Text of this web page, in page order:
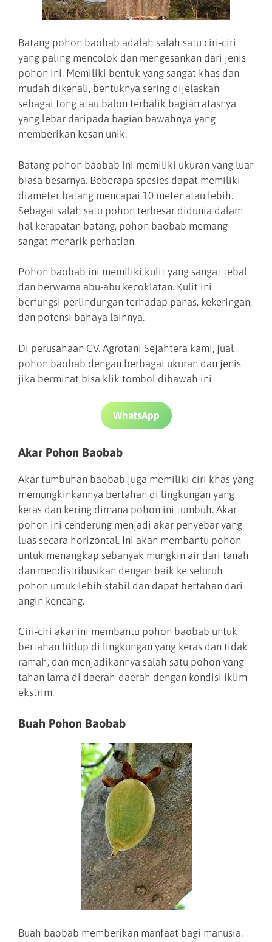
Batang pohon baobab adalah salah satu ciri-ciri
yang paling mencolok dan mengesankan dari jenis
pohon ini. Memiliki bentuk yang sangat khas dan
mudah dikenali, bentuknya sering dijelaskan
sebagai tong atau balon terbalik bagian atasnya
yang lebar daripada bagian bawahnya yang
memberikan kesan unik.
Batang pohon baobab ini memiliki ukuran yang luar
biasa besarnya. Beberapa spesies dapat memiliki
diameter batang mencapai 10 meter atau lebih.
Sebagai salah satu pohon terbesar didunia dalam
hal kerapatan batang, pohon baobab memang
sangat menarik perhatian.
Pohon baobab ini memiliki kulit yang sangat tebal
dan berwarna abu-abu kecoklatan. Kulit ini
berfungsi perlindungan terhadap panas, kekeringan,
dan potensi bahaya lainnya.
Di perusahaan CV. Agrotani Sejahtera kami, jual
pohon baobab dengan berbagai ukuran dan jenis
jika berminat bisa klik tombol dibawah ini
WhatsApp
Akar Pohon Baobab
Akar tumbuhan baobab juga memiliki ciri khas yang
memungkinkannya bertahan di lingkungan yang
keras dan kering dimana pohon ini tumbuh. Akar
pohon ini cenderung menjadi akar penyebar yang
luas secara horizontal. Ini akan membantu pohon
untuk menangkap sebanyak mungkin air dari tanah
dan mendistribusikan dengan baik ke seluruh
pohon untuk lebih stabil dan dapat bertahan dari
angin kencang.
Ciri-ciri akar ini membantu pohon baobab untuk
bertahan hidup di lingkungan yang keras dan tidak
ramah, dan menjadikannya salah satu pohon yang
tahan lama di daerah-daerah dengan kondisi iklim
ekstrim.
Buah Pohon Baobab
Buah baobab memberikan manfaat bagi manusia.